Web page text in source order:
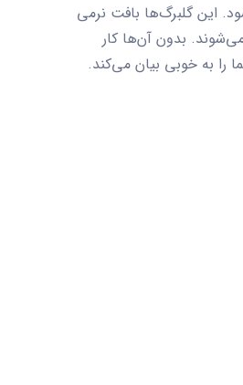
این گلبرگ‌ها بافت نرمی
بدون آن‌ها کار
به خوبی بیان می‌کند.